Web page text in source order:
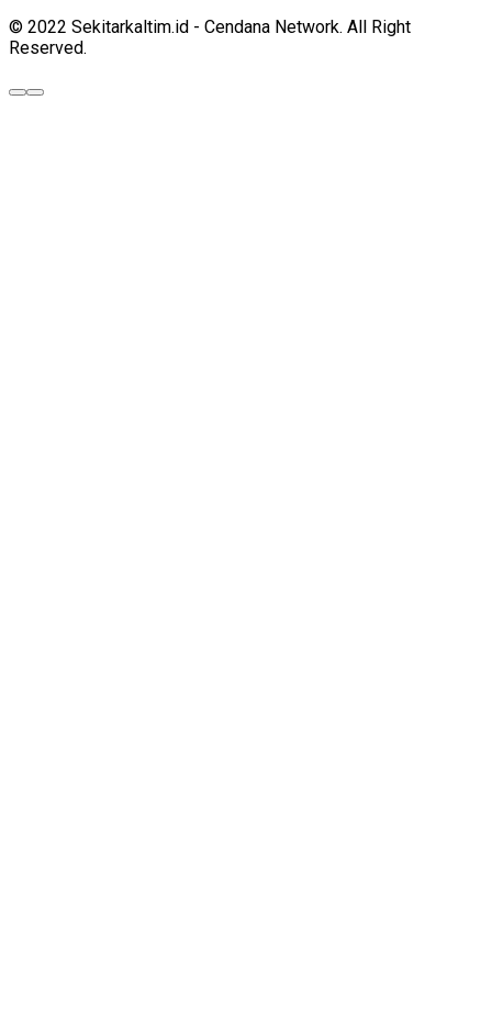
© 2022 Sekitarkaltim.id - Cendana Network. All Right
Reserved.